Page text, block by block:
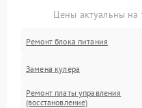
Цены актуальны
Ремонт блока питания
Замена кулера
Ремонт платы управления
(восстановление)